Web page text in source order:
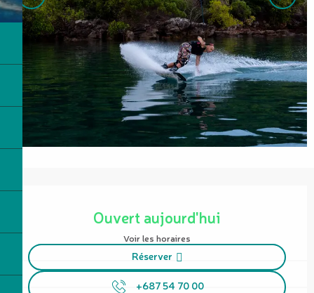
Ouverture et coordonnées
Ouvert aujourd'hui
Voir les horaires
Réserver
+687 54 70 00